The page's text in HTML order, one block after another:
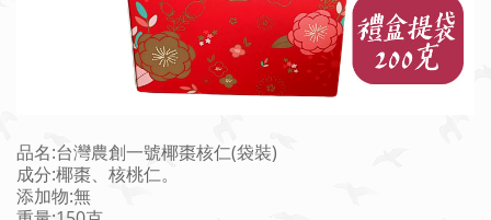
品名:台灣農創一號椰棗核仁(袋裝)
成分:椰棗、核桃仁。
添加物:無